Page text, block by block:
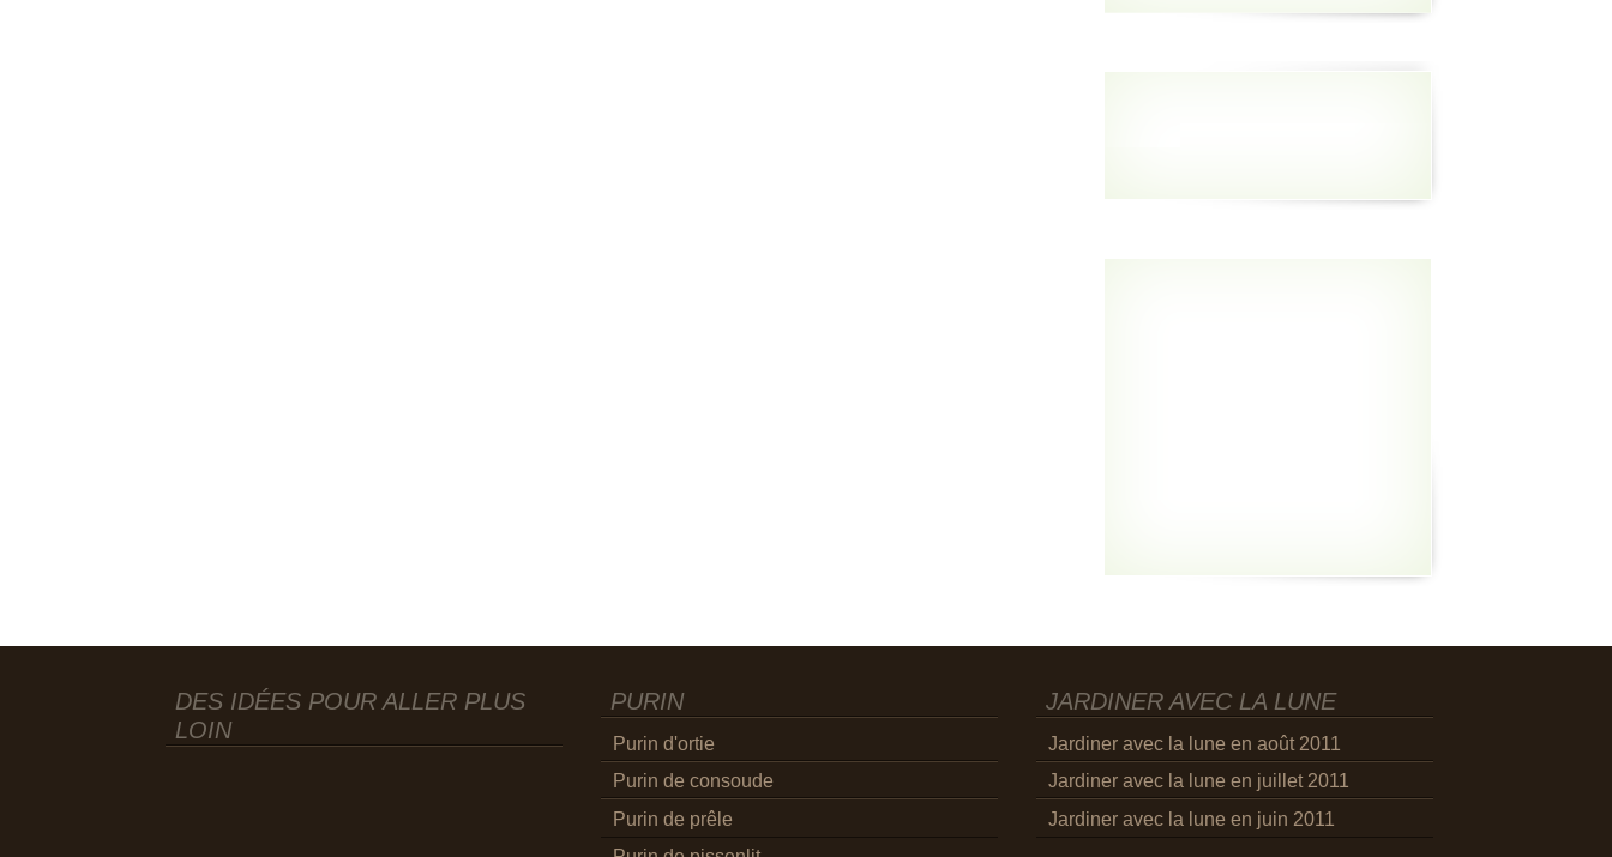
DES IDÉES POUR ALLER PLUS
LOIN
PURIN
Purin d'ortie
Purin de consoude
Purin de prêle
JARDINER AVEC LA LUNE
Jardiner avec la lune en août 2011
Jardiner avec la lune en juillet 2011
Jardiner avec la lune en juin 2011